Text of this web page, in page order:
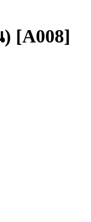
[A008]